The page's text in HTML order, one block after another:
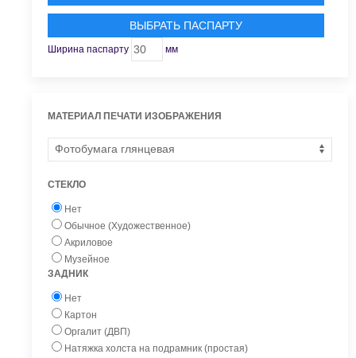
ВЫБРАТЬ ПАСПАРТУ
Ширина паспарту мм
МАТЕРИАЛ ПЕЧАТИ ИЗОБРАЖЕНИЯ
СТЕКЛО
Нет
Обычное (Художественное)
Акриловое
Музейное
ЗАДНИК
Нет
Картон
Оргалит (ДВП)
Натяжка холста на подрамник (простая)